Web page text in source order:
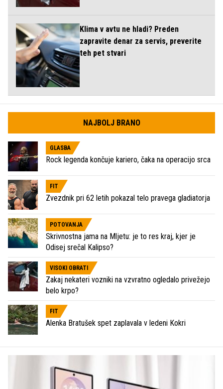
Klima v avtu ne hladi? Preden
zapravite denar za servis, preverite
teh pet stvari
NAJBOLJ BRANO
GLASBA
Rock legenda končuje kariero, čaka na operacijo srca
FIT
Zvezdnik pri 62 letih pokazal telo pravega gladiatorja
POTOVANJA
Skrivnostna jama na Mljetu: je to res kraj, kjer je
Odisej srečal Kalipso?
VISOKI OBRATI
Zakaj nekateri vozniki na vzvratno ogledalo privežejo
belo krpo?
FIT
Alenka Bratušek spet zaplavala v ledeni Kokri